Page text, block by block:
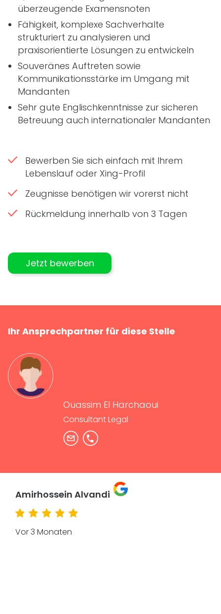
überzeugende Examensnoten
Fähigkeit, komplexe Sachverhalte
strukturiert zu analysieren und
praxisorientierte Lösungen zu entwickeln
Souveränes Auftreten sowie
Kommunikationsstärke im Umgang mit
Mandanten
Sehr gute Englischkenntnisse zur sicheren
Betreuung auch internationaler Mandanten
Bewerben Sie sich einfach mit Ihrem
Lebenslauf oder Xing-Profil
Zeugnisse benötigen wir vorerst nicht
Rückmeldung innerhalb von 3 Tagen
Jetzt bewerben
Ihr Ansprechpartner für diese Stelle
Ouassim El Harchaoui
Consultant Legal
Amirhossein Alvandi
Vor 3 Monaten